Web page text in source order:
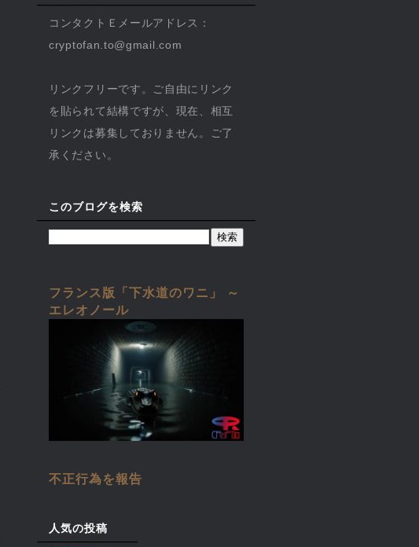
コンタクトＥメールアドレス：
cryptofan.to@gmail.com
リンクフリーです。ご自由にリンク
を貼られて結構ですが、現在、相互
リンクは募集しておりません。ご了
承ください。
このブログを検索
フランス版「下水道のワニ」 ～
エレオノール
不正行為を報告
人気の投稿